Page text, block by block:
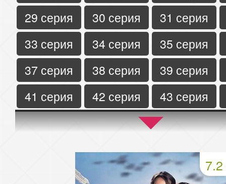
29 серия
30 серия
31 серия
33 серия
34 серия
35 серия
37 серия
38 серия
39 серия
41 серия
42 серия
43 серия
45 серия
46 серия
47 серия
50 серия
51 серия
54 серия
55 серия
7.2